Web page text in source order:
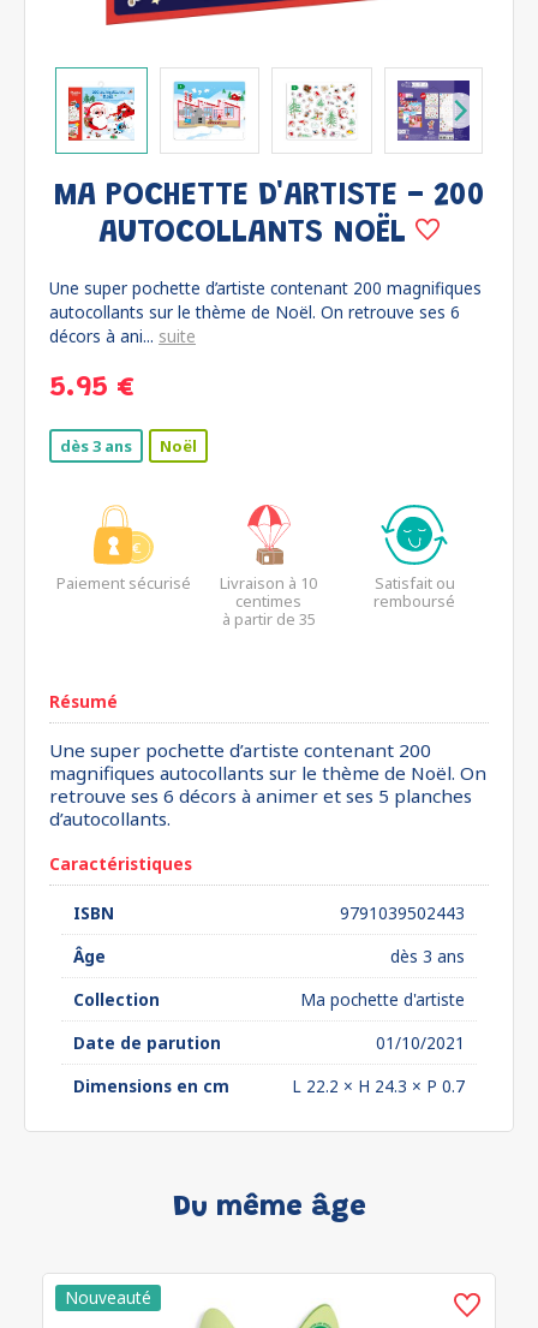
MA POCHETTE D'ARTISTE - 200
AUTOCOLLANTS NOËL
Une super pochette d’artiste contenant 200 magnifiques
autocollants sur le thème de Noël. On retrouve ses 6
décors à ani... suite
5.95 €
dès 3 ans Noël
Paiement sécurisé
Livraison à 10
centimes
à partir de 35
Satisfait ou
remboursé
Résumé
Une super pochette d’artiste contenant 200
magnifiques autocollants sur le thème de Noël. On
retrouve ses 6 décors à animer et ses 5 planches
d’autocollants.
Caractéristiques
ISBN
9791039502443
Âge
dès 3 ans
Collection
Ma pochette d'artiste
Date de parution
01/10/2021
Dimensions en cm
L 22.2 × H 24.3 × P 0.7
Du même âge